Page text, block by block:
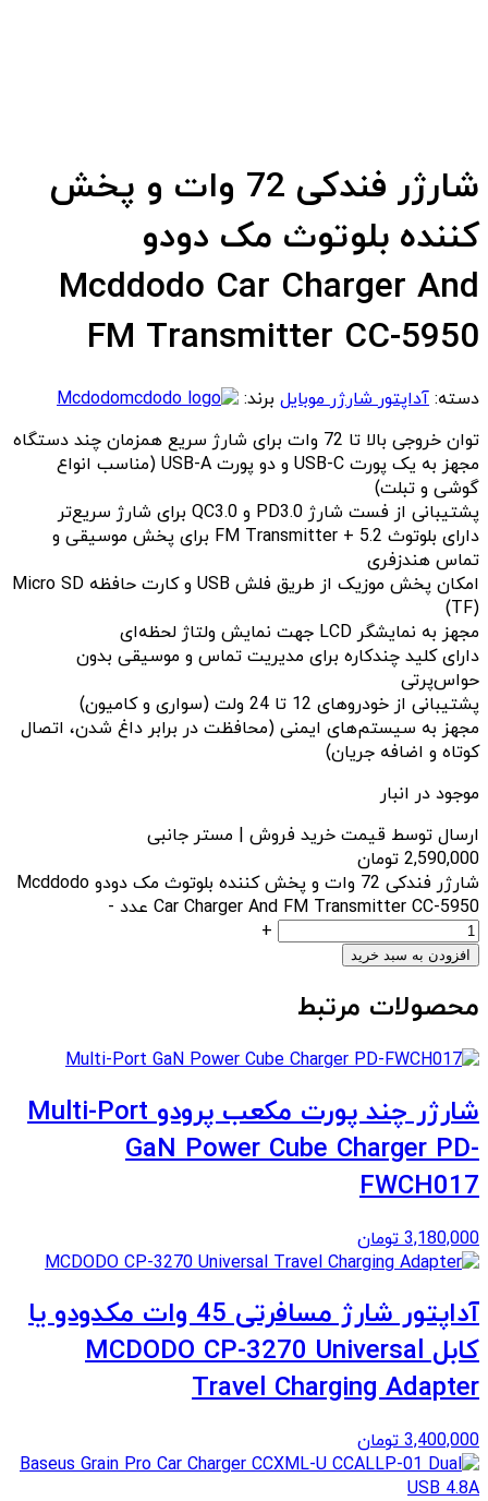
شارژر فندکی 72 وات و پخش
کننده بلوتوث مک دودو
Mcddodo Car Charger And
FM Transmitter CC-5950
دسته: آداپتور شارژر موبایل برند:
Mcdodo
توان خروجی بالا تا 72 وات برای شارژ سریع همزمان چند دستگاه
مجهز به یک پورت USB-C و دو پورت USB-A (مناسب انواع
گوشی و تبلت)
پشتیبانی از فست شارژ PD3.0 و QC3.0 برای شارژ سریع‌تر
دارای بلوتوث 5.2 + FM Transmitter برای پخش موسیقی و
تماس هندزفری
امکان پخش موزیک از طریق فلش USB و کارت حافظه Micro SD
(TF)
مجهز به نمایشگر LCD جهت نمایش ولتاژ لحظه‌ای
دارای کلید چندکاره برای مدیریت تماس و موسیقی بدون
حواس‌پرتی
پشتیبانی از خودروهای 12 تا 24 ولت (سواری و کامیون)
مجهز به سیستم‌های ایمنی (محافظت در برابر داغ شدن، اتصال
کوتاه و اضافه جریان)
موجود در انبار
ارسال توسط قیمت خرید فروش | مستر جانبی
2,590,000 تومان
شارژر فندکی 72 وات و پخش کننده بلوتوث مک دودو Mcddodo
Car Charger And FM Transmitter CC-5950 عدد
-
+
افزودن به سبد خرید
محصولات مرتبط
شارژر چند پورت مکعب پرودو Multi-Port
GaN Power Cube Charger PD-
FWCH017
3,180,000 تومان
آداپتور شارژ مسافرتی 45 وات مکدودو یا
کابل MCDODO CP-3270 Universal
Travel Charging Adapter
3,400,000 تومان